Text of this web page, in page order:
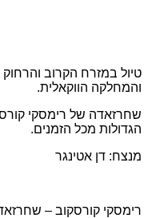
טיול במזרח הקרוב
והמחלקה הווקאלית.
שחרזאדה של רימסקי
הגדולות מכל הזמנים.
מנצח: דן אטינגר
רימסקי קורסקוב – שחרזאדה,